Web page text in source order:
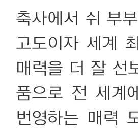
축사에서 쉬 부
고도이자 세계
매력을 더 잘 선
품으로 전 세계
번영하는 매력